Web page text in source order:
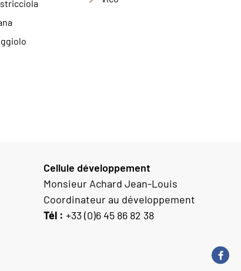
Cellule développement
Monsieur Achard Jean-Louis
Coordinateur au développement
Tél : +33 (0)6 45 86 82 38